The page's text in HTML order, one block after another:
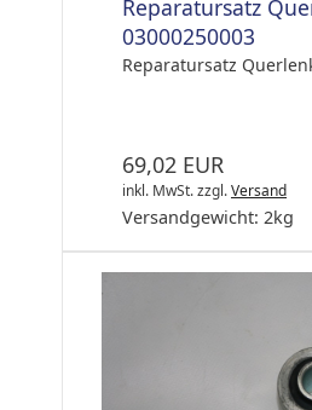
Reparatursatz
03000250003
Reparatursatz
69,02 EUR
inkl. MwSt.zzgl.Versand
Versandgewicht: 2kg